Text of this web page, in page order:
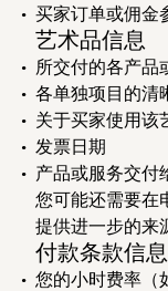
买家订单或佣金
艺术品信息
所交付的各产品
各单独项目的清
关于买家使用该
发票日期
产品或服务交付
您可能还需要在
提供进一步的来
付款条款信息
您的小时费率（